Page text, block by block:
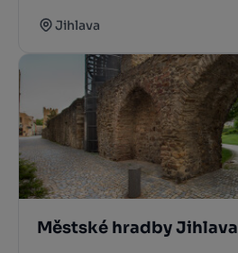
Jihlava
Městské hradby Jihlava